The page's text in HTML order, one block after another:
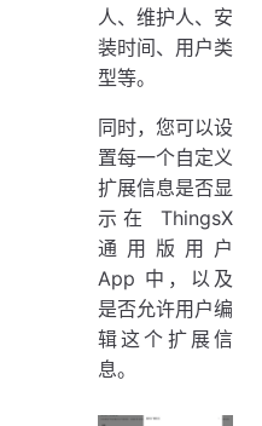
人、维护人、安
装时间、用户类
型等。
同时，您可以设
置每一个自定义
扩展信息是否显
示在 ThingsX
通用版用户
App 中，以及
是否允许用户编
辑这个扩展信
息。